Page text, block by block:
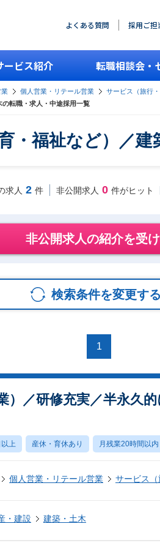
よくある質問 採用ご担
ービス紹介 転職相談会・
業 個人営業・リテール営業 サービス（旅行
転職・求人・中途採用一覧
・福祉など）／
求人 2 件 非公開求人 0 件がヒット
非公開求人の紹介を受
検索条件を変更する
1
／研修充実／半永久的
上 産休・育休あり 月残業20時間以内
個人営業・リテール営業 サービス（
・建設 建築・土木